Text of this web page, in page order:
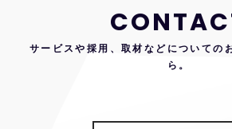
サービスや採用、取材などについての
ら。